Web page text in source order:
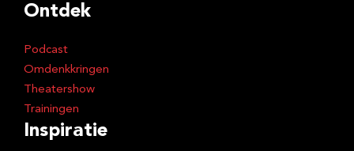
Ontdek
Podcast
Omdenkkringen
Theatershow
Trainingen
Inspiratie